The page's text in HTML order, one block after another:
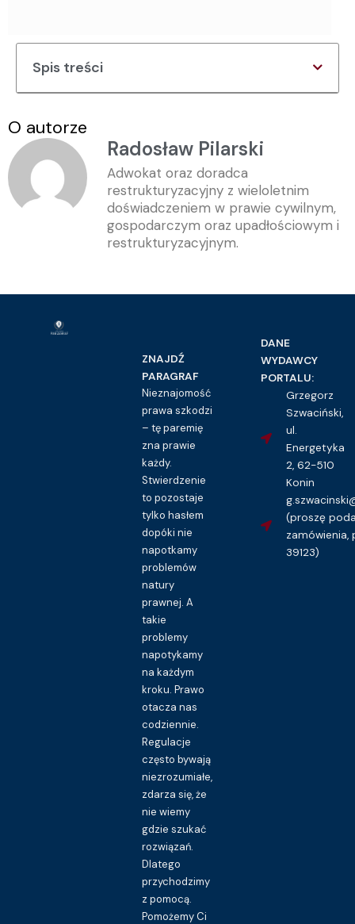
Spis treści
O autorze
Radosław Pilarski
Adwokat oraz doradca
restrukturyzacyjny z wieloletnim
doświadczeniem w prawie cywilnym,
gospodarczym oraz upadłościowym i
restrukturyzacyjnym.
ZNAJDŹ
PARAGRAF
Nieznajomość
prawa szkodzi
– tę paremię
zna prawie
każdy.
Stwierdzenie
to pozostaje
tylko hasłem
dopóki nie
napotkamy
problemów
natury
prawnej. A
takie
problemy
napotykamy
na każdym
kroku. Prawo
otacza nas
codziennie.
Regulacje
często bywają
niezrozumiałe,
zdarza się, że
nie wiemy
gdzie szukać
rozwiązań.
Dlatego
przychodzimy
z pomocą.
Pomożemy Ci
DANE
WYDAWCY
PORTALU:
Grzegorz
Szwaciński,
ul.
Energetyka
2, 62-510
Konin
(proszę
zamówienia,
39123)